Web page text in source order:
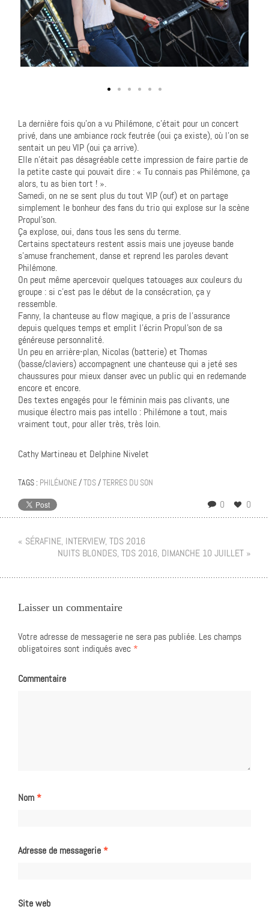
La dernière fois qu’on a vu Philémone, c’était pour un concert
privé, dans une ambiance rock feutrée (oui ça existe), où l’on se
sentait un peu VIP (oui ça arrive).
Elle n’était pas désagréable cette impression de faire partie de
la petite caste qui pouvait dire : « Tu connais pas Philémone, ça
alors, tu as bien tort ! ».
Samedi, on ne se sent plus du tout VIP (ouf) et on partage
simplement le bonheur des fans du trio qui explose sur la scène
Propul’son.
Ça explose, oui, dans tous les sens du terme.
Certains spectateurs restent assis mais une joyeuse bande
s’amuse franchement, danse et reprend les paroles devant
Philémone.
On peut même apercevoir quelques tatouages aux couleurs du
groupe : si c’est pas le début de la consécration, ça y
ressemble.
Fanny, la chanteuse au flow magique, a pris de l’assurance
depuis quelques temps et emplit l’écrin Propul’son de sa
généreuse personnalité.
Un peu en arrière-plan, Nicolas (batterie) et Thomas
(basse/claviers) accompagnent une chanteuse qui a jeté ses
chaussures pour mieux danser avec un public qui en redemande
encore et encore.
Des textes engagés pour le féminin mais pas clivants, une
musique électro mais pas intello : Philémone a tout, mais
vraiment tout, pour aller très, très loin.
Cathy Martineau et Delphine Nivelet
TAGS : PHILÉMONE/TDS/TERRES DU SON
0 0
« SÉRAFINE, INTERVIEW, TDS 2016
NUITS BLONDES, TDS 2016, DIMANCHE 10 JUILLET »
Laisser un commentaire
Votre adresse de messagerie ne sera pas publiée. Les champs
obligatoires sont indiqués avec *
Commentaire
Nom*
Adresse de messagerie*
Site web